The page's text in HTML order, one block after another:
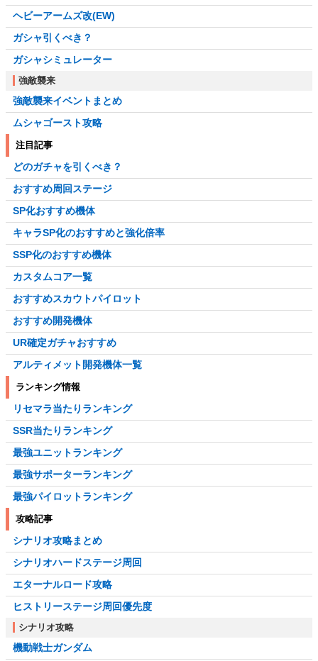
ヘビーアームズ改(EW)
ガシャ引くべき？
ガシャシミュレーター
強敵襲来
強敵襲来イベントまとめ
ムシャゴースト攻略
注目記事
どのガチャを引くべき？
おすすめ周回ステージ
SP化おすすめ機体
キャラSP化のおすすめと強化倍率
SSP化のおすすめ機体
カスタムコア一覧
おすすめスカウトパイロット
おすすめ開発機体
UR確定ガチャおすすめ
アルティメット開発機体一覧
ランキング情報
リセマラ当たりランキング
SSR当たりランキング
最強ユニットランキング
最強サポーターランキング
最強パイロットランキング
攻略記事
シナリオ攻略まとめ
シナリオハードステージ周回
エターナルロード攻略
ヒストリーステージ周回優先度
シナリオ攻略
機動戦士ガンダム